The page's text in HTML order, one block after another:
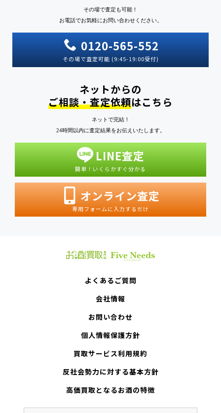
その場で査定も可能！
お電話でお気軽にお問い合わせください。
0120-565-552
その場で査定可能 (9:45-19:00受付)
ネットからの
ご相談・査定依頼はこちら
ネットで完結！
24時間以内に査定結果をお伝えいたします。
LINE査定
簡単！いくらかすぐ分かる
オンライン査定
専用フォームに入力するだけ
よくあるご質問
会社情報
お問い合わせ
個人情報保護方針
買取サービス利用規約
反社会勢力に対する基本方針
高価買取となるお酒の特徴